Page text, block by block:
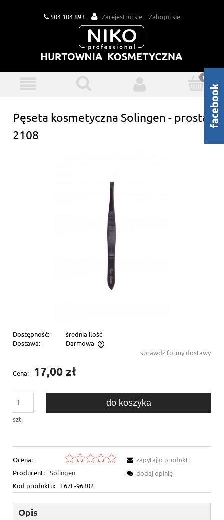
504 104 893 Zarejestruj się Zaloguj się
Pęseta kosmetyczna Solingen - prosta
2108
Dostępność:
średnia ilość
Dostawa:
Darmowa
Cena nie zawiera ewentualnych kosztów płatnościsprawdź formy dostawy
Cena: 17,00 zł
szt.
do koszyka
Ocena:
Producent: Solingen
Kod produktu:
F67F-96302
zapytaj o produkt
dodaj opinię
Opis